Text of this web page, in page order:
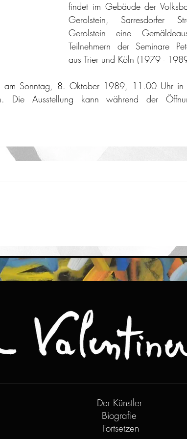
findet im Gebäude der
Gerolstein, Sarresdorfer
Gerolstein eine
Teilnehmern der Seminare
aus Trier und Köln (1979 -
am Sonntag, 8. Oktober 1989, 11.00 Uhr in
Die Ausstellung kann während der
Der Künstler
Biografie
Fortsetzen